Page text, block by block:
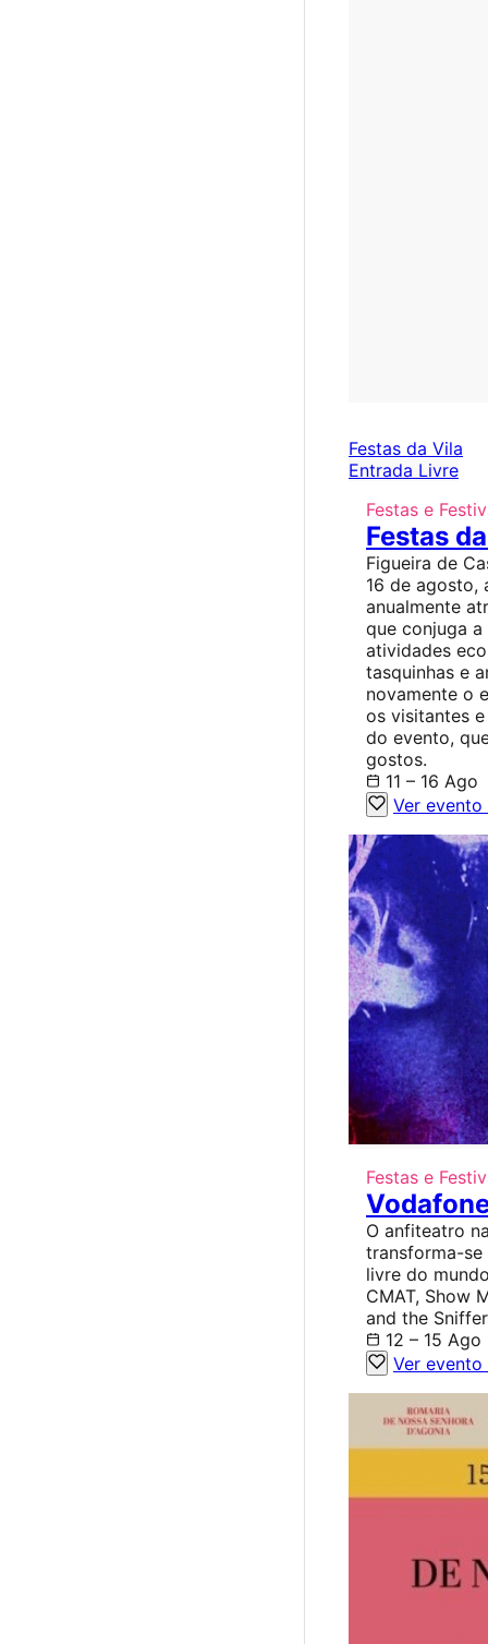
Festas da Vila
Entrada Livre
Festas e
Festas
Figueira de
16 de agosto,
anualmente
que conjuga
atividades
tasquinhas e
novamente o
os visitantes
do evento,
gostos.
11 – 16 Ago
Ver
Festas e
O anfiteatro
transforma-se
livre do
CMAT, Show
and the
12 – 15 Ago
Ver